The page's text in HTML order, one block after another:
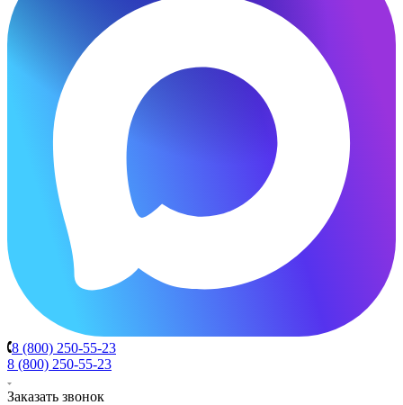
8 (800) 250-55-23
8 (800) 250-55-23
Заказать звонок